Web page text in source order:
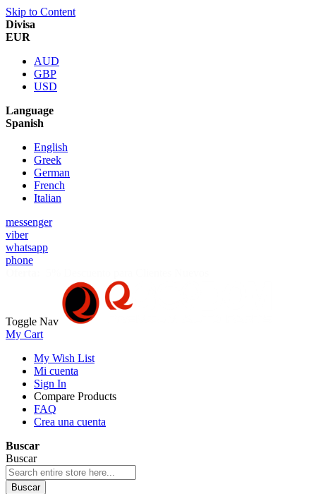
Skip to Content
Divisa
EUR
AUD
GBP
USD
Language
Spanish
English
Greek
German
French
Italian
messenger
viber
whatsapp
phone
Toggle Nav
My Cart
My Wish List
Mi cuenta
Sign In
Compare Products
FAQ
Crea una cuenta
Buscar
Buscar
Buscar